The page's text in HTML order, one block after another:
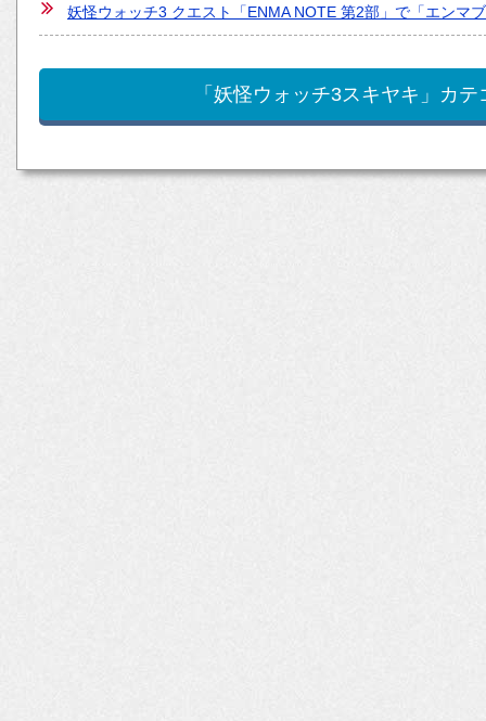
妖怪ウォッチ3 クエスト「ENMA NOTE 第2部」で「エンマ
「妖怪ウォッチ3スキヤキ」カ